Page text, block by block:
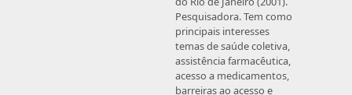
Pesquisadora. Tem como
principais interesses
temas de saúde coletiva,
assistência farmacêutica,
acesso a medicamentos,
barreiras ao acesso e